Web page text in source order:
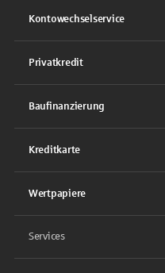
Kontowechselservice
Privatkredit
Baufinanzierung
Kreditkarte
Wertpapiere
Services